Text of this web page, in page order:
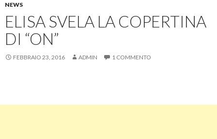
NEWS
ELISA SVELA LA COPERTINA
DI “ON”
FEBBRAIO 23, 2016 ADMIN 1 COMMENTO